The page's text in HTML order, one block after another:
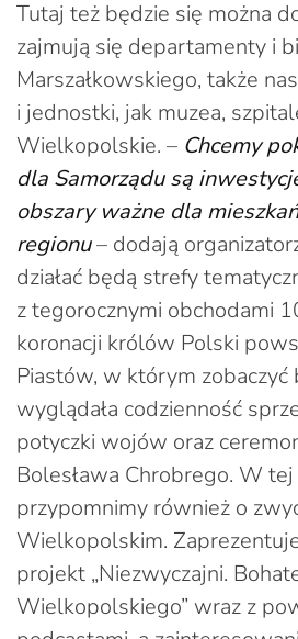
Tutaj też będzie się można
zajmują się departamenty i
Marszałkowskiego, także
i jednostki, jak muzea,
Wielkopolskie. – Chcemy
dla Samorządu są
obszary ważne dla
regionu– dodają
działać będą strefy
z tegorocznymi obchodami
koronacji królów Polski
Piastów, w którym zobaczyć
wyglądała codzienność
potyczki wojów oraz
Bolesława Chrobrego. W
przypomnimy również o
Wielkopolskim.
projekt „Niezwyczajni.
Wielkopolskiego” wraz z